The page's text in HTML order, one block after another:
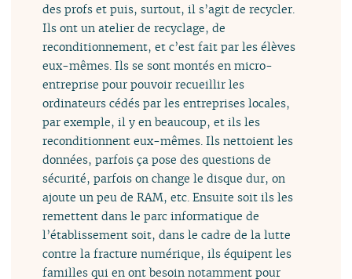
des profs et puis, surtout, il s’agit de recycler.
Ils ont un atelier de recyclage, de
reconditionnement, et c’est fait par les élèves
eux-mêmes. Ils se sont montés en micro-
entreprise pour pouvoir recueillir les
ordinateurs cédés par les entreprises locales,
par exemple, il y en beaucoup, et ils les
reconditionnent eux-mêmes. Ils nettoient les
données, parfois ça pose des questions de
sécurité, parfois on change le disque dur, on
ajoute un peu de RAM, etc. Ensuite soit ils les
remettent dans le parc informatique de
l’établissement soit, dans le cadre de la lutte
contre la fracture numérique, ils équipent les
familles qui en ont besoin notamment pour